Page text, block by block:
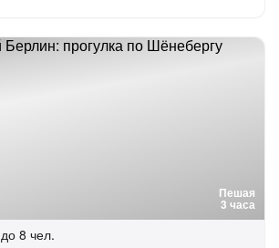
Пешая
3 часа
до 8 чел.